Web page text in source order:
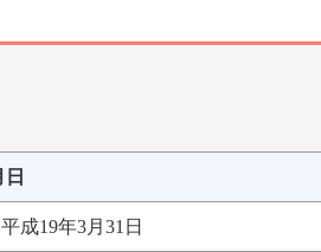
成19年3月31日